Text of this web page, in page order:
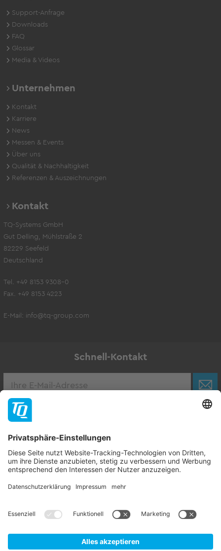
Support-Anfrage
Downloads
FAQ
Glossar
Media & Videos
Unternehmen
Kontakt
Karriere
News
Messen & Events
Über uns
Qualität & Nachhaltigkeit
Referenzen & Auszeichnungen
Kontakt
TQ-Systems GmbH
Gut Delling, Mühlstraße 2
82229 Seefeld
Deutschland
Tel. +49 8153 9308-0
Fax. +49 8153 4223
E-Mail: info@tq-group.com
Schnell-Kontakt
Zur Stellenbörse
Follow TQ-Group